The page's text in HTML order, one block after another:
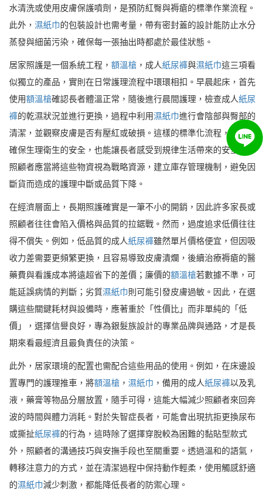
水清洗或使用皮膚保護噴劑，是預防紅臀與褥瘡的標準作業流程。
此外， 濕紙巾的包裝設計也需考量，帶有密封蓋的設計能防止水分
蒸發與細菌污染，確保每一張抽出時都處於最佳狀態。
居家照護是一個系統工程， 額溫槍 ，成人紙尿褲與濕紙巾這三項看
似獨立的產品，實則在日常護理流程中環環相扣。早晨起床，首先
使用額溫槍確認長者體溫正常，隨後進行晨間護理，檢查成人紙尿
褲的乾濕狀況並進行更換，過程中利用濕紙巾進行會陰部與臀部的
清潔，並觀察皮膚是否有壓紅或破損。這樣的標準化流程，不僅能
確保生理衛生的安全，也能讓長者感受到規律生活帶來的安全感。
照顧者應當將這些物資視為戰略資源，建立庫存管理機制，避免因
斷貨而造成的護理中斷或品質下降。
在經濟層面上，長期照護確實是一筆不小的開銷，因此許多家長或
照顧者往往會陷入價格與品質的拉鋸戰。然而，過度追求低價往往
得不償失。例如，低品質的成人紙尿褲雖然單片價格便宜，但因吸
收力差需要更頻繁更換，且容易導致皮膚潰爛，後續治療褥瘡的醫
藥費與看護成本將遠超省下的差價；廉價的額溫槍若數據不準，可
能延誤病情的判斷；劣質濕紙巾則可能引發皮膚過敏。因此，在選
購這些關鍵耗材與設備時，應著重於「性價比」而非單純的「低
價」，選擇信譽良好，專為銀髮族設計的專業品牌與通路，才是長
期來看最經濟且最負責任的決策。
此外，居家環境的配置也需配合這些用品的使用。例如，在床邊設
置專門的護理推車，將額溫槍 ， 濕紙巾 ，備用的成人紙尿褲以及乳
液，藥膏等物品分層放置，隨手可得，這能大幅減少照顧者來回奔
波的時間與體力消耗。對於失智症長者，可能會出現抗拒更換尿布
或撕扯紙尿褲的行為，這時除了選擇穿脫較為困難的黏貼型款式
外，照顧者的溝通技巧與安撫手段也至關重要。透過溫和的語氣，
轉移注意力的方式，並在清潔過程中保持動作輕柔，使用觸感舒適
的濕紙巾減少刺激，都能降低長者的防禦心理。